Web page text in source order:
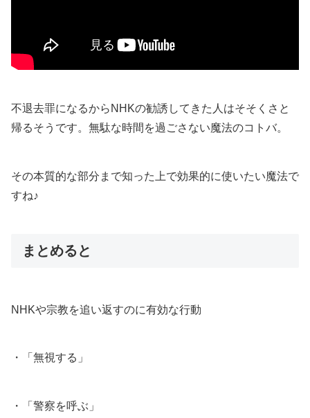
不退去罪になるからNHKの勧誘してきた人はそそくさと
帰るそうです。無駄な時間を過ごさない魔法のコトバ。
その本質的な部分まで知った上で効果的に使いたい魔法で
すね♪
まとめると
NHKや宗教を追い返すのに有効な行動
・「無視する」
・「警察を呼ぶ」